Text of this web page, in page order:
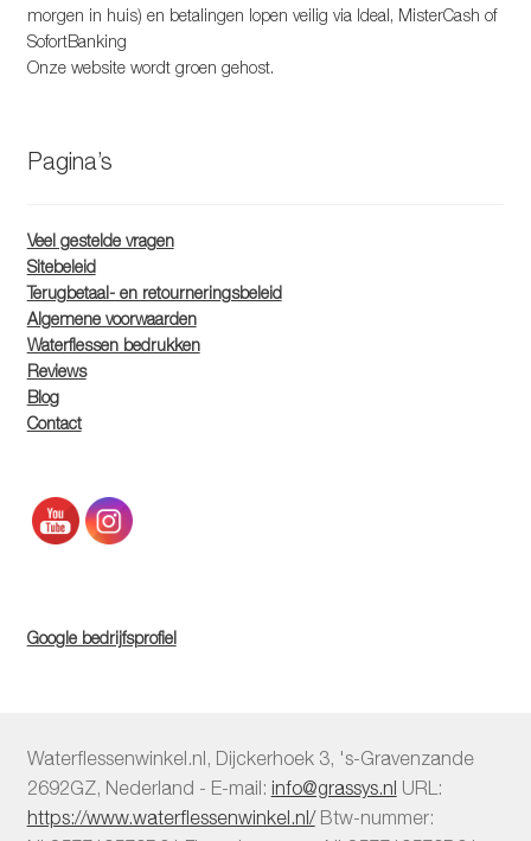
morgen in huis) en betalingen lopen veilig via Ideal, MisterCash of
SofortBanking
Onze website wordt groen gehost.
Pagina’s
Veel gestelde vragen
Sitebeleid
Terugbetaal- en retourneringsbeleid
Algemene voorwaarden
Waterflessen bedrukken
Reviews
Blog
Contact
Google bedrijfsprofiel
Waterflessenwinkel.nl, Dijckerhoek 3, 's-Gravenzande
2692GZ, Nederland - E-mail: info@grassys.nl URL:
https://www.waterflessenwinkel.nl/ Btw-nummer: